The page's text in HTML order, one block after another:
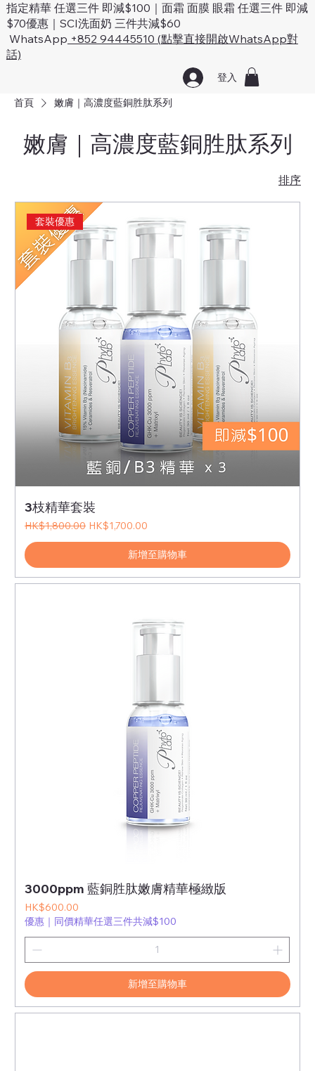
指定精華 任選三件 即減$100｜面霜 面膜 眼霜 任選三件 即減
$70優惠｜SCI洗面奶 三件共減$60
WhatsApp +852 94445510 (點擊直接開啟WhatsApp對
話)
登入
首頁 嫩膚｜高濃度藍銅胜肽系列
嫩膚｜高濃度藍銅胜肽系列
排序
套裝優惠
3枝精華套裝
一般價格
HK$1,800.00 促銷價格
HK$1,700.00
新增至購物車
3000ppm 藍銅胜肽嫩膚精華極緻版
價格
HK$600.00
優惠｜同價精華任選三件共減$100
新增至購物車